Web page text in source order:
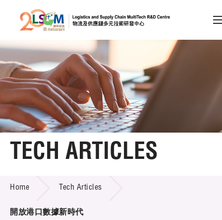
Skip to content (Press enter)
Member Login
A EN 繁 简
Home
Technology Transfer
Project & Funding Schemes
TECH ARTICLES
Home Tech Articles
開放港口數據新時代